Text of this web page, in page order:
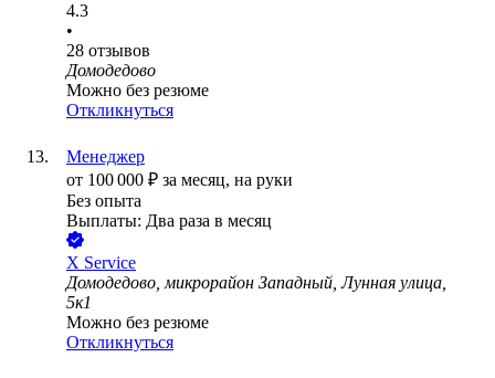
4.3
•
28 отзывов
Домодедово
Можно без резюме
Откликнуться
Менеджер
от 100 000 ₽ за месяц, на руки
Без опыта
Выплаты: Два раза в месяц
X Service
Домодедово, микрорайон Западный, Лунная улица,
5к1
Можно без резюме
Откликнуться